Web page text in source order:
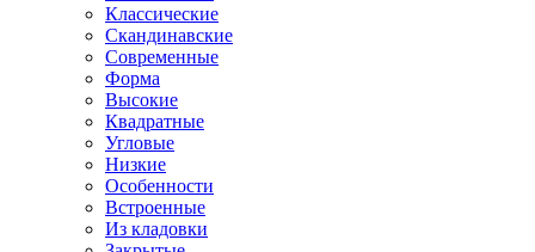
Классические
Скандинавские
Современные
Форма
Высокие
Квадратные
Угловые
Низкие
Особенности
Встроенные
Из кладовки